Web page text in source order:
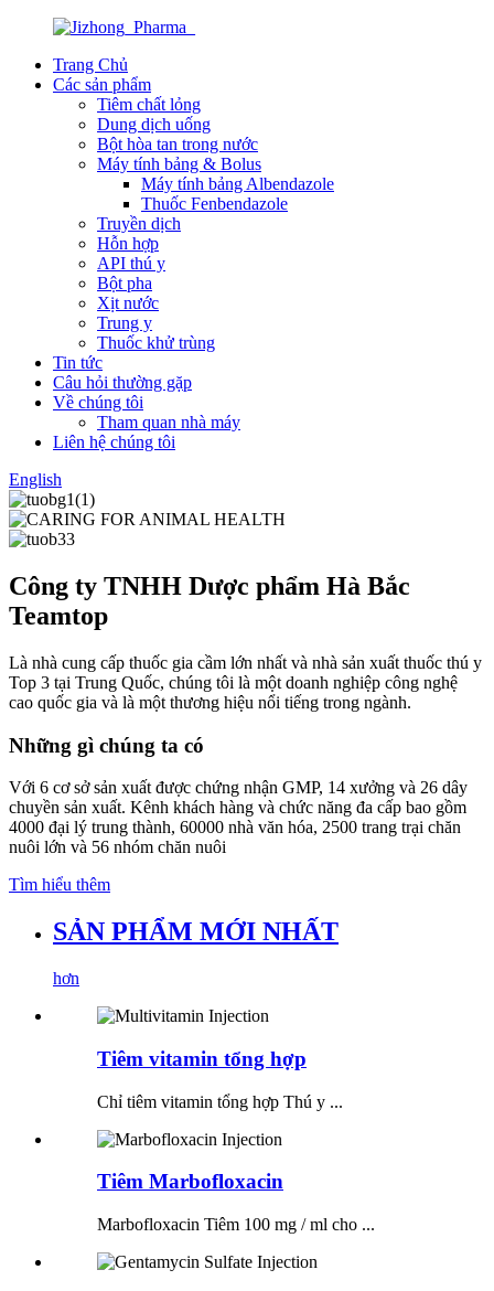
Trang Chủ
Các sản phẩm
Tiêm chất lỏng
Dung dịch uống
Bột hòa tan trong nước
Máy tính bảng & Bolus
Máy tính bảng Albendazole
Thuốc Fenbendazole
Truyền dịch
Hỗn hợp
API thú y
Bột pha
Xịt nước
Trung y
Thuốc khử trùng
Tin tức
Câu hỏi thường gặp
Về chúng tôi
Tham quan nhà máy
Liên hệ chúng tôi
English
Công ty TNHH Dược phẩm Hà Bắc
Teamtop
Là nhà cung cấp thuốc gia cầm lớn nhất và nhà sản xuất thuốc thú y
Top 3 tại Trung Quốc, chúng tôi là một doanh nghiệp công nghệ
cao quốc gia và là một thương hiệu nổi tiếng trong ngành.
Những gì chúng ta có
Với 6 cơ sở sản xuất được chứng nhận GMP, 14 xưởng và 26 dây
chuyền sản xuất. Kênh khách hàng và chức năng đa cấp bao gồm
4000 đại lý trung thành, 60000 nhà văn hóa, 2500 trang trại chăn
nuôi lớn và 56 nhóm chăn nuôi
Tìm hiểu thêm
SẢN PHẨM MỚI NHẤT
hơn
Tiêm vitamin tổng hợp
Chỉ tiêm vitamin tổng hợp Thú y ...
Tiêm Marbofloxacin
Marbofloxacin Tiêm 100 mg / ml cho ...